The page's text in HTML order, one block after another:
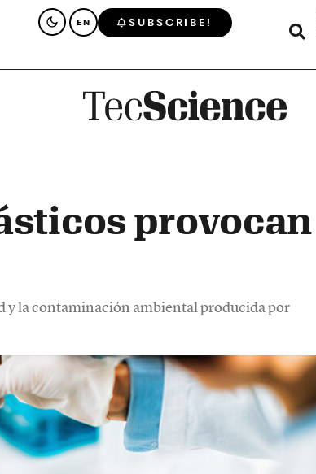
EN SUBSCRIBE!
provocan
y la contaminación ambiental producida por